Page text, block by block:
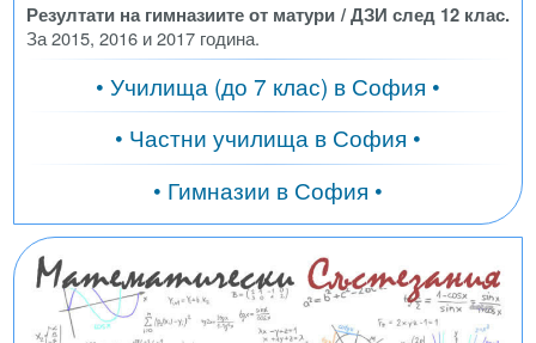
Резултати на гимназиите от матури / ДЗИ след 12 клас.
За 2015, 2016 и 2017 година.
• Училища (до 7 клас) в София •
• Частни училища в София •
• Гимназии в София •